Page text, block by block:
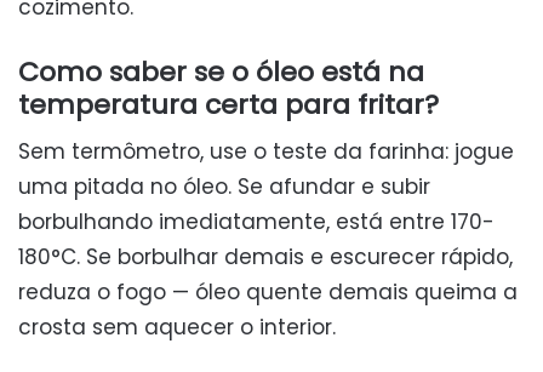
cozimento.
Como saber se o óleo está na
temperatura certa para fritar?
Sem termômetro, use o teste da farinha: jogue
uma pitada no óleo. Se afundar e subir
borbulhando imediatamente, está entre 170-
180°C. Se borbulhar demais e escurecer rápido,
reduza o fogo — óleo quente demais queima a
crosta sem aquecer o interior.